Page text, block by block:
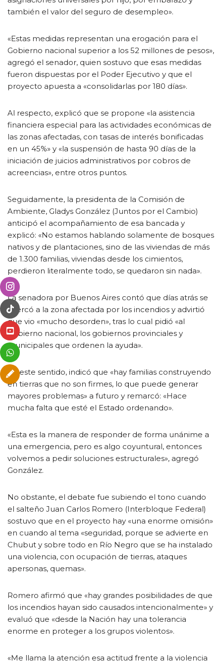
también el valor del seguro de desempleo».
«Estas medidas representan una erogación para el
Gobierno nacional superior a los 52 millones de pesos»,
agregó el senador, quien sostuvo que esas medidas
fueron dispuestas por el Poder Ejecutivo y que el
proyecto apuesta a «consolidarlas por 180 días».
Al respecto, explicó que se propone «la asistencia
financiera especial para las actividades económicas de
las zonas afectadas, con tasas de interés bonificadas
en un 45%» y «la suspensión de hasta 90 días de la
iniciación de juicios administrativos por cobros de
acreencias», entre otros puntos.
Seguidamente, la presidenta de la Comisión de
Ambiente, Gladys González (Juntos por el Cambio)
anticipó el acompañamiento de esa bancada y
explicó: «No estamos hablando solamente de bosques
nativos y de plantaciones, sino de las viviendas de más
de 1.300 familias, viviendas desde los cimientos,
perdieron literalmente todo, se quedaron sin nada».
La senadora por Buenos Aires contó que días atrás se
acercó a la zona afectada por los incendios y advirtió
que vio «mucho desorden», tras lo cual pidió «al
Gobierno nacional, los gobiernos provinciales y
municipales que ordenen la ayuda».
En este sentido, indicó que «hay familias construyendo
en tierras que no son firmes, lo que puede generar
mayores problemas» a futuro y remarcó: «Hace
mucha falta que esté el Estado ordenando».
«Esta es la manera de responder de forma unánime a
una emergencia, pero es algo coyuntural, entonces
volvemos a pedir soluciones estructurales», agregó
González.
No obstante, el debate fue subiendo el tono cuando
el salteño Juan Carlos Romero (Interbloque Federal)
sostuvo que en el proyecto hay «una enorme omisión»
en cuando al tema «seguridad, porque se advierte en
Chubut y sobre todo en Río Negro que se ha instalado
una violencia, con ocupación de tierras, ataques
apersonas, quemas».
Romero afirmó que «hay grandes posibilidades de que
los incendios hayan sido causados intencionalmente» y
evaluó que «desde la Nación hay una tolerancia
enorme en proteger a los grupos violentos».
«Me llama la atención esa actitud frente a la violencia